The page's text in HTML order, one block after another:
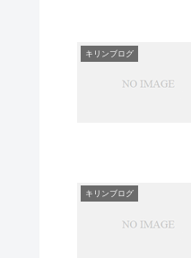
キリンブログ
キリンブログ